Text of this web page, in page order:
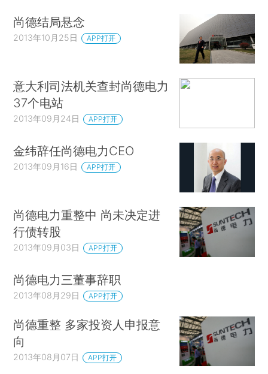
尚德结局悬念
2013年10月25日 APP打开
意大利司法机关查封尚德电力
37个电站
2013年09月24日 APP打开
金纬辞任尚德电力CEO
2013年09月16日 APP打开
尚德电力重整中 尚未决定进
行债转股
2013年09月03日 APP打开
尚德电力三董事辞职
2013年08月29日 APP打开
尚德重整 多家投资人申报意
向
2013年08月07日 APP打开